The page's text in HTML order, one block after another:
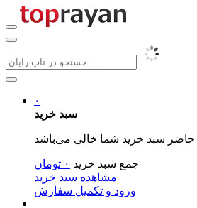
۰
سبد خرید
جمع سبد خرید ۰ تومان
مشاهده سبد خرید
ورود و تکمیل سفارش